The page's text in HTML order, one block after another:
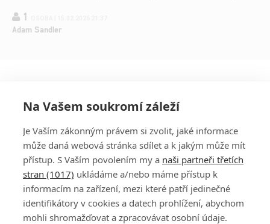
1
Adam Sandler
PŘIHLÁSIT
REGISTROVAT
DISKUZE
Na Vašem soukromí záleží
Je Vaším zákonným právem si zvolit, jaké informace
může daná webová stránka sdílet a k jakým může mít
přístup. S Vaším povolením my a naši partneři třetích
stran (1017) ukládáme a/nebo máme přístup k
informacím na zařízení, mezi které patří jedinečné
identifikátory v cookies a datech prohlížení, abychom
mohli shromažďovat a zpracovávat osobní údaje.